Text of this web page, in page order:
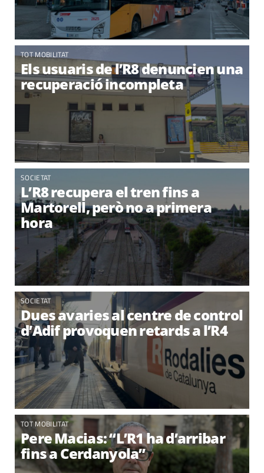
TOT MOBILITAT
Els usuaris de l’R8 denuncien una
recuperació incompleta
SOCIETAT
L’R8 recupera el tren fins a
Martorell, però no a primera
hora
SOCIETAT
Dues avaries al centre de control
d’Adif provoquen retards a l’R4
TOT MOBILITAT
Pere Macias: “L’R1 ha d’arribar
fins a Cerdanyola”